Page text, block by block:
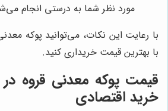
مورد نظر شما به درستی انجام
با رعایت این نکات، می‌توانید پوکه
با بهترین قیمت خریداری کنید.
قیمت پوکه معدنی قروه در
خرید اقتصادی